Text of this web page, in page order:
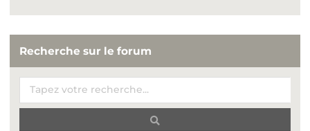
Recherche sur le forum